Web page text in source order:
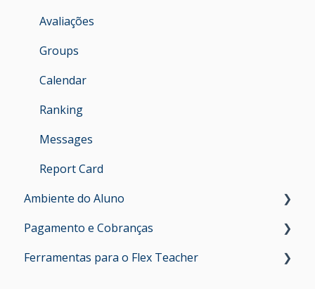
Avaliações
Groups
Calendar
Ranking
Messages
Report Card
Ambiente do Aluno
Apps e Requisitos do Sistema
Teens e Adults
Pagamento e Cobranças
Billing
Ferramentas para o Flex Teacher